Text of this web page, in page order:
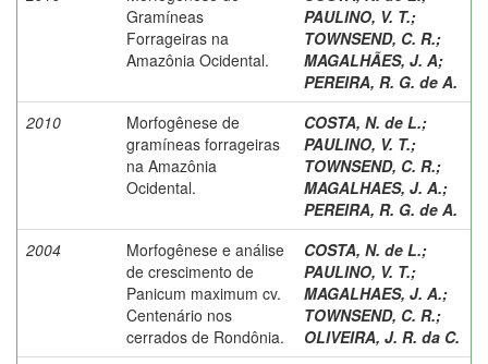
Gramíneas
Forrageiras na
Amazônia Ocidental.
PAULINO, V. T.;
TOWNSEND, C. R.;
MAGALHÃES, J. A;
PEREIRA, R. G. de A.
2010
Morfogênese de
gramíneas forrageiras
na Amazônia
Ocidental.
COSTA, N. de L.;
PAULINO, V. T.;
TOWNSEND, C. R.;
MAGALHAES, J. A.;
PEREIRA, R. G. de A.
2004
Morfogênese e análise
de crescimento de
Panicum maximum cv.
Centenário nos
cerrados de Rondônia.
COSTA, N. de L.;
PAULINO, V. T.;
MAGALHAES, J. A.;
TOWNSEND, C. R.;
OLIVEIRA, J. R. da C.